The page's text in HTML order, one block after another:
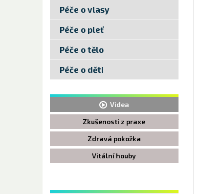
Péče o vlasy
Péče o pleť
Péče o tělo
Péče o děti
Videa
Zkušenosti z praxe
Zdravá pokožka
Vitální houby